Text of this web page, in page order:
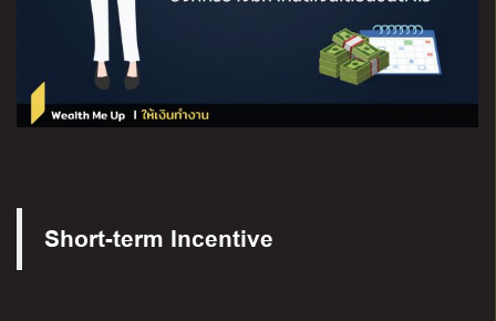
Short-term Incentive